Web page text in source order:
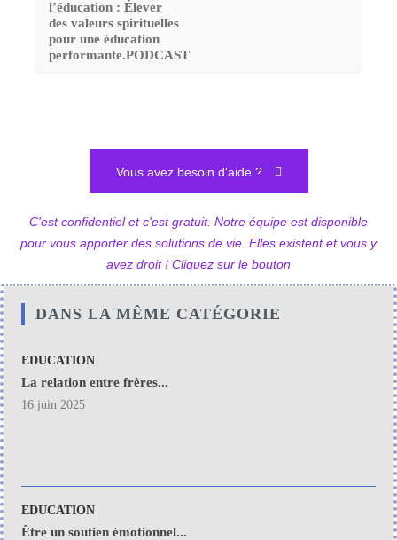
l’éducation : Élever
des valeurs spirituelles
pour une éducation
performante.PODCAST
Vous avez besoin d'aide ?
C'est confidentiel et c'est gratuit. Notre équipe est disponible
pour vous apporter des solutions de vie. Elles existent et vous y
avez droit ! Cliquez sur le bouton
DANS LA MÊME CATÉGORIE
EDUCATION
La relation entre frères...
16 juin 2025
EDUCATION
Être un soutien émotionnel...